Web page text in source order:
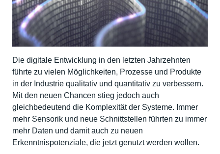
Die digitale Entwicklung in den letzten Jahrzehnten
führte zu vielen Möglichkeiten, Prozesse und Produkte
in der Industrie qualitativ und quantitativ zu verbessern.
Mit den neuen Chancen stieg jedoch auch
gleichbedeutend die Komplexität der Systeme. Immer
mehr Sensorik und neue Schnittstellen führten zu immer
mehr Daten und damit auch zu neuen
Erkenntnispotenziale, die jetzt genutzt werden wollen.